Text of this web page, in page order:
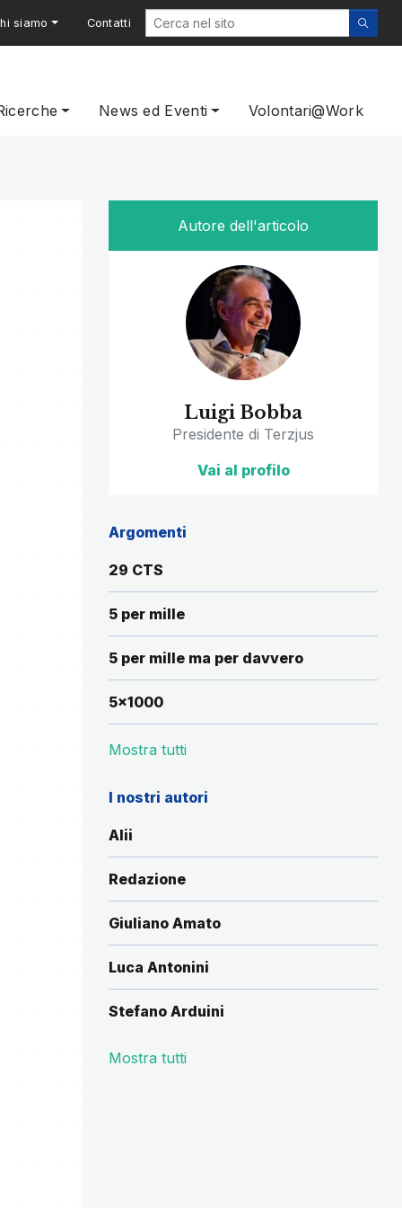
siamo Contatti
News ed Eventi Volontari@Work
Autore dell'articolo
Luigi Bobba
Presidente di Terzjus
Vai al profilo
Argomenti
29 CTS
5 per mille
5 per mille ma per davvero
5x1000
Mostra tutti
I nostri autori
Alii
Redazione
Giuliano Amato
Luca Antonini
Stefano Arduini
Mostra tutti